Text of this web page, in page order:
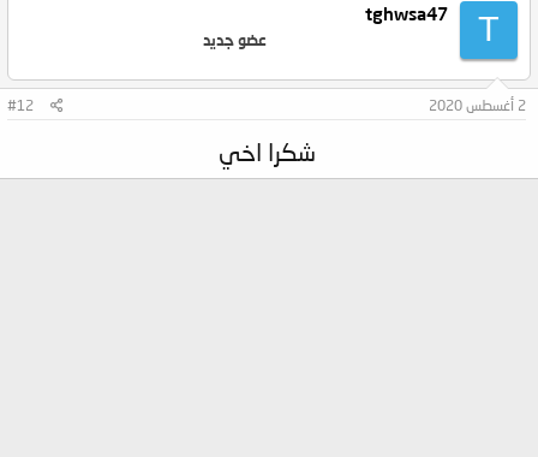
T
tghwsa47
عضو جديد
2 أغسطس 2020 #12
شكرا اخي